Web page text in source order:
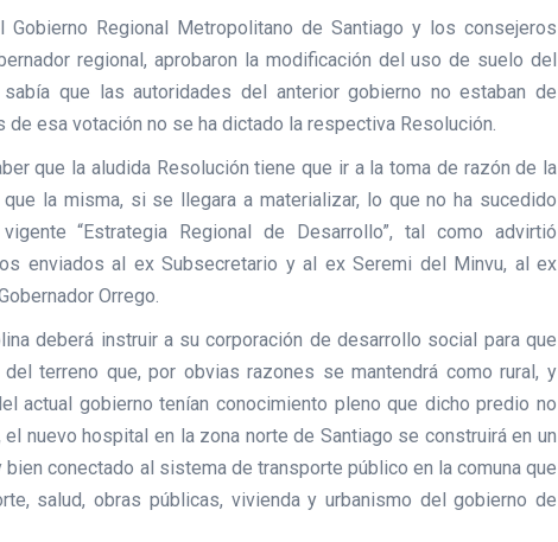
Regional Metropolitano de Santiago y los consejeros
regional, aprobaron la modificación del uso de suelo del
que las autoridades del anterior gobierno no estaban de
esa votación no se ha dictado la respectiva Resolución.
que la aludida Resolución tiene que ir a la toma de razón de la
la misma, si se llegara a materializar, lo que no ha sucedido
“Estrategia Regional de Desarrollo”, tal como advirtió
enviados al ex Subsecretario y al ex Seremi del Minvu, al ex
Orrego.
deberá instruir a su corporación de desarrollo social para que
terreno que, por obvias razones se mantendrá como rural, y
actual gobierno tenían conocimiento pleno que dicho predio no
nuevo hospital en la zona norte de Santiago se construirá en un
conectado al sistema de transporte público en la comuna que
salud, obras públicas, vivienda y urbanismo del gobierno de